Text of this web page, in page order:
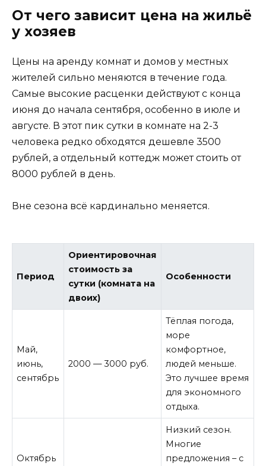
От чего зависит цена на жильё
у хозяев
Цены на аренду комнат и домов у местных
жителей сильно меняются в течение года.
Самые высокие расценки действуют с конца
июня до начала сентября, особенно в июле и
августе. В этот пик сутки в комнате на 2-3
человека редко обходятся дешевле 3500
рублей, а отдельный коттедж может стоить от
8000 рублей в день.
Вне сезона всё кардинально меняется.
Период
Ориентировочная
стоимость за
сутки (комната на
двоих)
Особенности
Май,
июнь,
сентябрь
2000 — 3000 руб.
Тёплая погода,
море
комфортное,
людей меньше.
Это лучшее время
для экономного
отдыха.
Октябрь
Низкий сезон.
Многие
предложения – с